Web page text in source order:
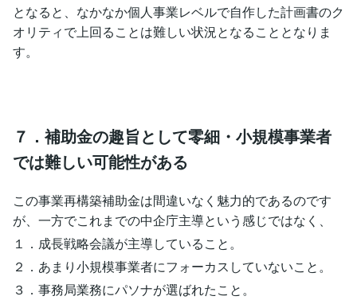
となると、なかなか個人事業レベルで自作した計画書のク
オリティで上回ることは難しい状況となることとなりま
す。
７．補助金の趣旨として零細・小規模事業者
では難しい可能性がある
この事業再構築補助金は間違いなく魅力的であるのです
が、一方でこれまでの中企庁主導という感じではなく、
１．成長戦略会議が主導していること。
２．あまり小規模事業者にフォーカスしていないこと。
３．事務局業務にパソナが選ばれたこと。